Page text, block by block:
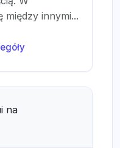
między innymi...